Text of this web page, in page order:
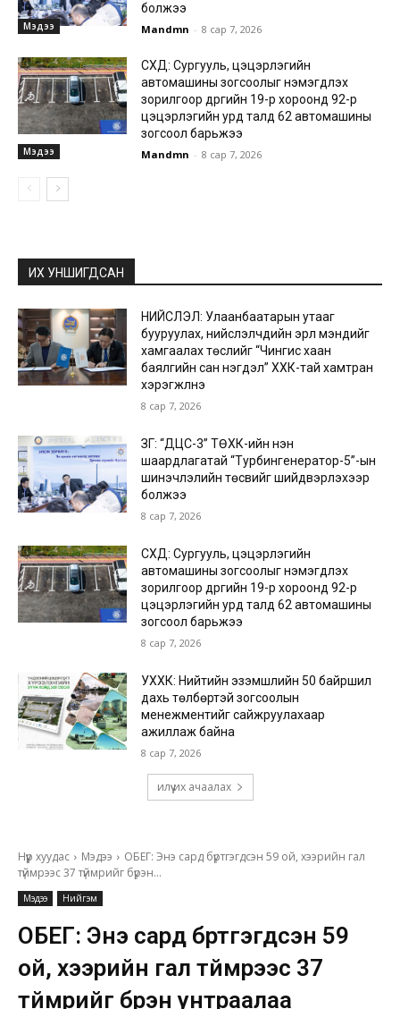
Мэдээ
болжээ
Mandmn - 8 сар 7, 2026
Мэдээ
СХД: Сургууль, цэцэрлэгийн
автомашины зогсоолыг нэмэгдүүлэх
зорилгоор дүүргийн 19-р хороонд 92-р
цэцэрлэгийн урд талд 62 автомашины
зогсоол барьжээ
Mandmn - 8 сар 7, 2026
ИХ УНШИГДСАН
НИЙСЛЭЛ: Улаанбаатарын утааг
бууруулах, нийслэлчүүдийн эрүүл мэндийг
хамгаалах төслийг “Чингис хаан
баялгийн сан нэгдэл” ХХК-тай хамтран
хэрэгжүүлнэ
8 сар 7, 2026
ЗГ: “ДЦС-3” ТӨХК-ийн нэн
шаардлагатай “Турбингенератор-5”-ын
шинэчлэлийн төсвийг шийдвэрлэхээр
болжээ
8 сар 7, 2026
СХД: Сургууль, цэцэрлэгийн
автомашины зогсоолыг нэмэгдүүлэх
зорилгоор дүүргийн 19-р хороонд 92-р
цэцэрлэгийн урд талд 62 автомашины
зогсоол барьжээ
8 сар 7, 2026
УХХК: Нийтийн эзэмшлийн 50 байршил
дахь төлбөртэй зогсоолын
менежментийг сайжруулахаар
ажиллаж байна
8 сар 7, 2026
илүү их ачаалах